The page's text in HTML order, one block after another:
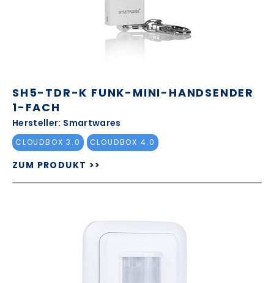
SH5-TDR-K FUNK-MINI-HANDSENDER
1-FACH
Hersteller: Smartwares
CLOUDBOX 3.0 CLOUDBOX 4.0
ZUM PRODUKT >>